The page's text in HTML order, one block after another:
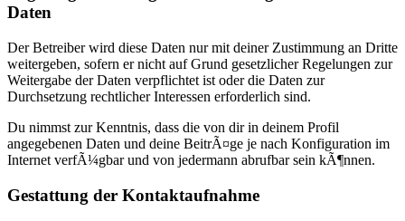
Daten
Der Betreiber wird diese Daten nur mit deiner Zustimmung an Dritte
weitergeben, sofern er nicht auf Grund gesetzlicher Regelungen zur
Weitergabe der Daten verpflichtet ist oder die Daten zur
Durchsetzung rechtlicher Interessen erforderlich sind.
Du nimmst zur Kenntnis, dass die von dir in deinem Profil
angegebenen Daten und deine BeitrÃ¤ge je nach Konfiguration im
Internet verfÃ¼gbar und von jedermann abrufbar sein kÃ¶nnen.
Gestattung der Kontaktaufnahme